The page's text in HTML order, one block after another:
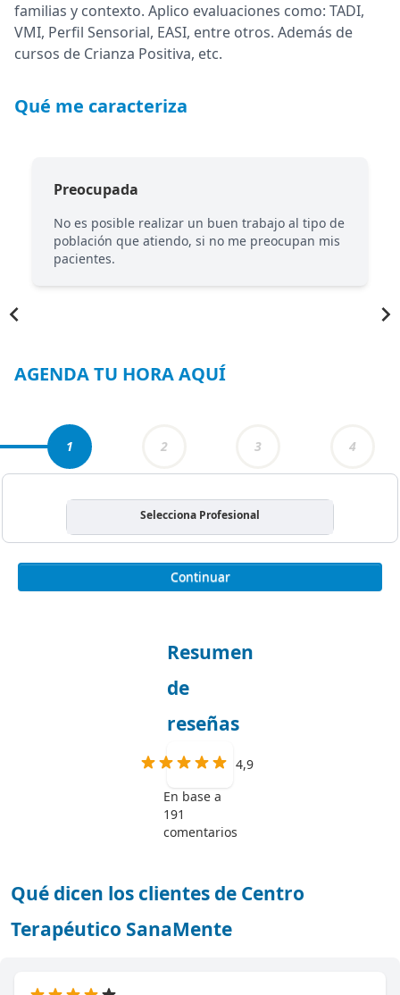
familias y contexto. Aplico evaluaciones como: TADI,
VMI, Perfil Sensorial, EASI, entre otros. Además de
cursos de Crianza Positiva, etc.
Qué me caracteriza
Preocupada
No es posible realizar un buen trabajo al tipo de
población que atiendo, si no me preocupan mis
pacientes.
AGENDA TU HORA AQUÍ
1 2 3 4
Selecciona Profesional
Continuar
Resumen
de
reseñas
4,9
En base a
191
comentarios
Qué dicen los clientes de Centro
Terapéutico SanaMente